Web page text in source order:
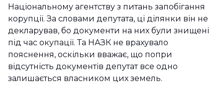
Національному агентству з питань запобігання
корупції. За словами депутата, ці ділянки він не
декларував, бо документи на них були знищені
під час окупації. Та НАЗК не врахувало
пояснення, оскільки вважає, що попри
відсутність документів депутат все одно
залишається власником цих земель.